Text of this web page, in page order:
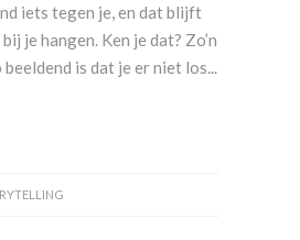
iets tegen je, en dat blijft
je hangen. Ken je dat? Zo’n
is dat je er niet los...